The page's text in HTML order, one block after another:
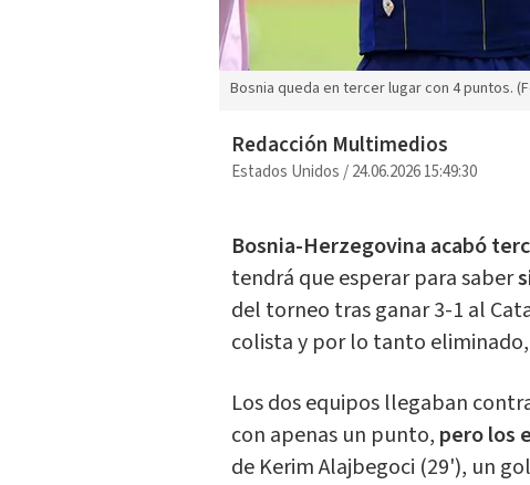
Bosnia queda en tercer lugar con 4 puntos.
Redacción Multimedios
Estados Unidos/24.06.2026 15:49:30
Bosnia-Herzegovina acabó
tendrá que esperar para saber
del torneo tras ganar 3-1 al
colista y por lo tanto
Los dos equipos llegaban
con apenas un punto, pero los
de Kerim Alajbegoci (29'), un